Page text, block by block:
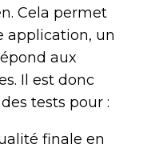
Cela permet
application, un
aux
Il est donc
tests pour :
finale en